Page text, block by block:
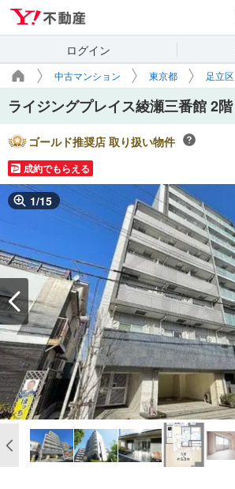
ログイン
中古マンション 東京都 足立区
ライジングプレイス綾瀬三番館 2階
ゴールド推奨店 取り扱い物件
成約でもらえる
1/15